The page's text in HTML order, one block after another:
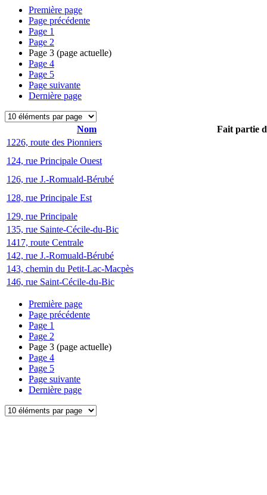
Première page
Page précédente
Page 1
Page 2
Page 3 (page actuelle)
Page 4
Page 5
Page suivante
Dernière page
Nom
Fait partie
1226, route des Pionniers
124, rue Principale Ouest
126, rue J.-Romuald-Bérubé
128, rue Principale Est
129, rue Principale
135, rue Sainte-Cécile-du-Bic
1417, route Centrale
142, rue J.-Romuald-Bérubé
143, chemin du Petit-Lac-Macpès
146, rue Saint-Cécile-du-Bic
Première page
Page précédente
Page 1
Page 2
Page 3 (page actuelle)
Page 4
Page 5
Page suivante
Dernière page